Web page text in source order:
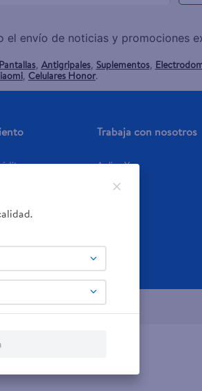
el envío de noticias y promociones
Pantallas, Antigripales, Suplementos,
, Celulares Honor.
Trabaja con nosotros
Aplica Ya